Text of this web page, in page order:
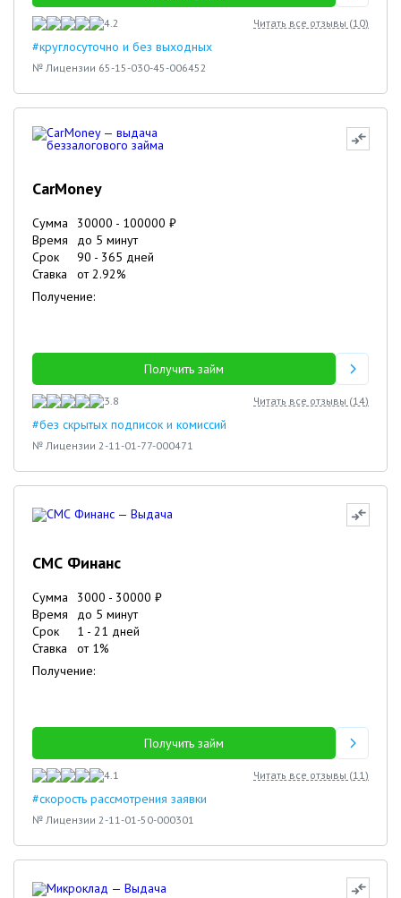
4.2 Читать все отзывы (10)
#круглосуточно и без выходных
№ Лицензии 65-15-030-45-006452
CarMoney
Сумма 30000 - 100000 ₽
Время
до 5 минут
Срок
90 - 365 дней
Ставка
от2.92%
Получение:
Получить займ
3.8 Читать все отзывы (14)
#без скрытых подписок и комиссий
№ Лицензии 2-11-01-77-000471
СМС Финанс
Сумма 3000 - 30000 ₽
Время
до 5 минут
Срок
1 - 21 дней
Ставка
от 1%
Получение:
Получить займ
4.1 Читать все отзывы (11)
#скорость рассмотрения заявки
№ Лицензии 2-11-01-50-000301